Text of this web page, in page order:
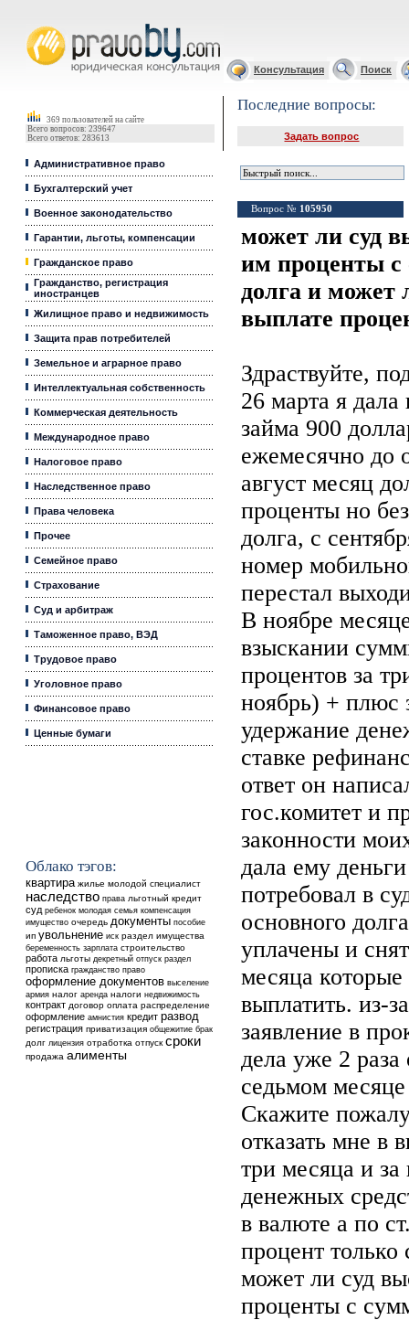
Консультация Поиск
369 пользователей на сайте
Всего вопросов: 239647
Всего ответов: 283613
Административное право
Бухгалтерский учет
Военное законодательство
Гарантии, льготы, компенсации
Гражданское право
Гражданство, регистрация
иностранцев
Жилищное право и недвижимость
Защита прав потребителей
Земельное и аграрное право
Интеллектуальная собственность
Коммерческая деятельность
Международное право
Налоговое право
Наследственное право
Права человека
Прочее
Семейное право
Страхование
Суд и арбитраж
Таможенное право, ВЭД
Трудовое право
Уголовное право
Финансовое право
Ценные бумаги
Облако тэгов:
квартира жилье молодой специалист
наследство права льготный кредит
суд ребенок молодая семья компенсация
имущество очередь документы пособие
ип увольнение иск раздел имущества
беременность зарплата строительство
работа льготы декретный отпуск раздел
прописка гражданство право
оформление документов выселение
армия налог аренда налоги недвижимость
контракт договор оплата распределение
оформление амнистия кредит развод
регистрация приватизация общежитие брак
долг лицензия отработка отпуск сроки
продажа алименты
Последние вопросы:
Задать вопрос
Вопрос № 105950
может ли суд
им проценты с
долга и может
выплате
Здраствуйте,
26 марта я дала
займа 900
ежемесячно до
август месяц
проценты но
долга, с
номер
перестал
В ноябре
взыскании
процентов за
ноябрь) + плюс
удержание
ставке
ответ он
гос.комитет и
законности
дала ему
потребовал в
основного
уплачены и
месяца
выплатить. из-
заявление в
дела уже 2
седьмом
Скажите
отказать мне в
три месяца и за
денежных
в валюте а по
процент только
может ли суд
проценты с